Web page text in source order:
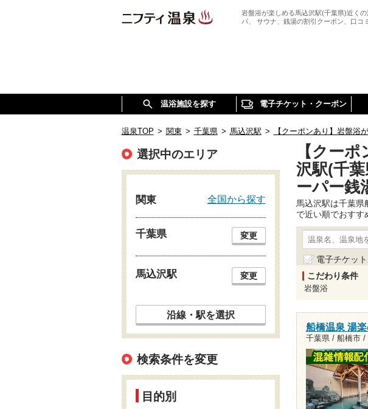
岩盤浴が楽しめる馬込沢駅(千葉県)近く
パ、 サウナ、銭湯の割引クーポン、口コ
温浴施設を探す 電子チケット・クーポン
温泉TOP > 関東 > 千葉県 > 馬込沢駅 > 【クーポンあり】岩盤浴
【クー
沢駅(千
ーパー銭
馬込沢駅は千葉県
で近い順でおすす
電子チケット
こだわり条件
岩盤浴
船橋温泉 湯
千葉県 / 船橋市 /
選択中のエリア
関東 全国から探す
千葉県 変更
馬込沢駅 変更
沿線・駅を選択
検索条件を変更
目的別